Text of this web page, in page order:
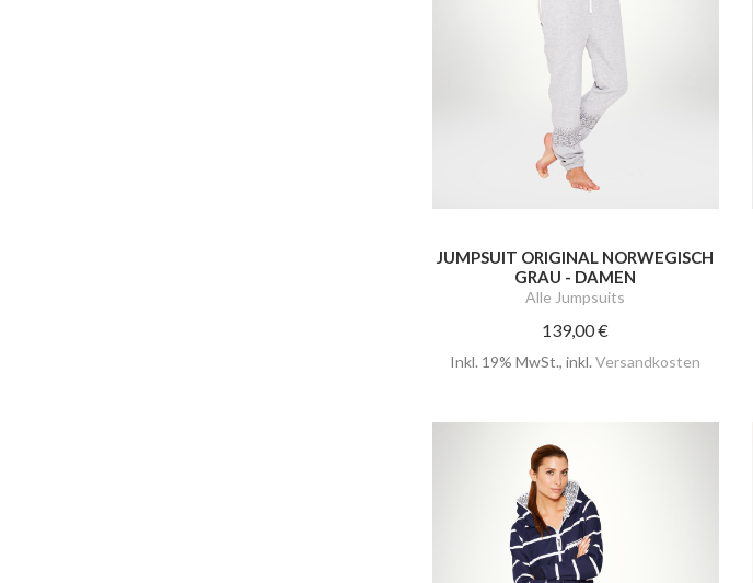
JUMPSUIT ORIGINAL NORWEGISCH
GRAU - DAMEN
Alle Jumpsuits
139,00 €
Inkl. 19% MwSt.,inkl.Versandkosten